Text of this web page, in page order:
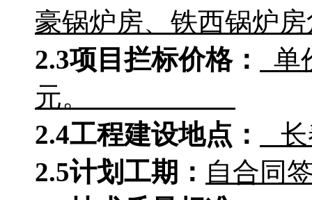
豪锅炉房、铁西锅炉
2.3项目拦标价格：
单
元。
2.4工程建设地点：
2.5计划工期： 自合同